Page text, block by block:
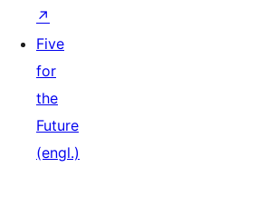
↗
Five
for
the
Future
(engl.)